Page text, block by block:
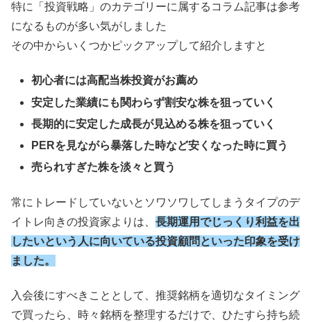
特に「投資戦略」のカテゴリーに属するコラム記事は参考
になるものが多い気がしました
その中からいくつかピックアップして紹介しますと
初心者には高配当株投資がお薦め
安定した業績にも関わらず割安な株を狙っていく
長期的に安定した成長が見込める株を狙っていく
PERを見ながら暴落した時など安くなった時に買う
売られすぎた株を淡々と買う
常にトレードしていないとソワソワしてしまうタイプのデ
イトレ向きの投資家よりは、 長期運用でじっくり利益を出
したいという人に向いている投資顧問といった印象を受け
ました。
入会後にすべきこととして、推奨銘柄を適切なタイミング
で買ったら、時々銘柄を整理するだけで、ひたすら持ち続